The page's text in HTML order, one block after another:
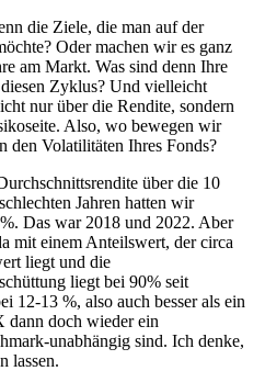
die Ziele, die man auf der
Oder machen wir es ganz
am Markt. Was sind denn Ihre
Zyklus? Und vielleicht
nur über die Rendite, sondern
Also, wo bewegen wir
den Volatilitäten Ihres Fonds?
über die 10
Jahren hatten wir
Das war 2018 und 2022. Aber
mit einem Anteilswert, der circa
liegt und die
liegt bei 90% seit
12-13 %, also auch besser als ein
doch wieder ein
unabhängig sind. Ich denke,
lassen.